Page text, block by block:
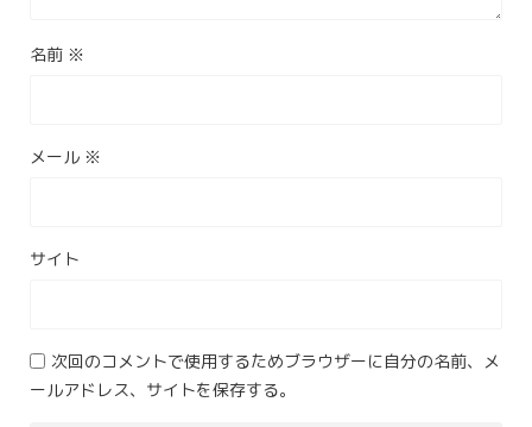
名前 ※
メール ※
サイト
次回のコメントで使用するためブラウザーに自分の名前、メ
ールアドレス、サイトを保存する。